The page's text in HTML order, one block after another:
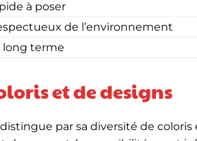
à poser
de l’environnement
long terme
et de designs
par sa diversité de coloris